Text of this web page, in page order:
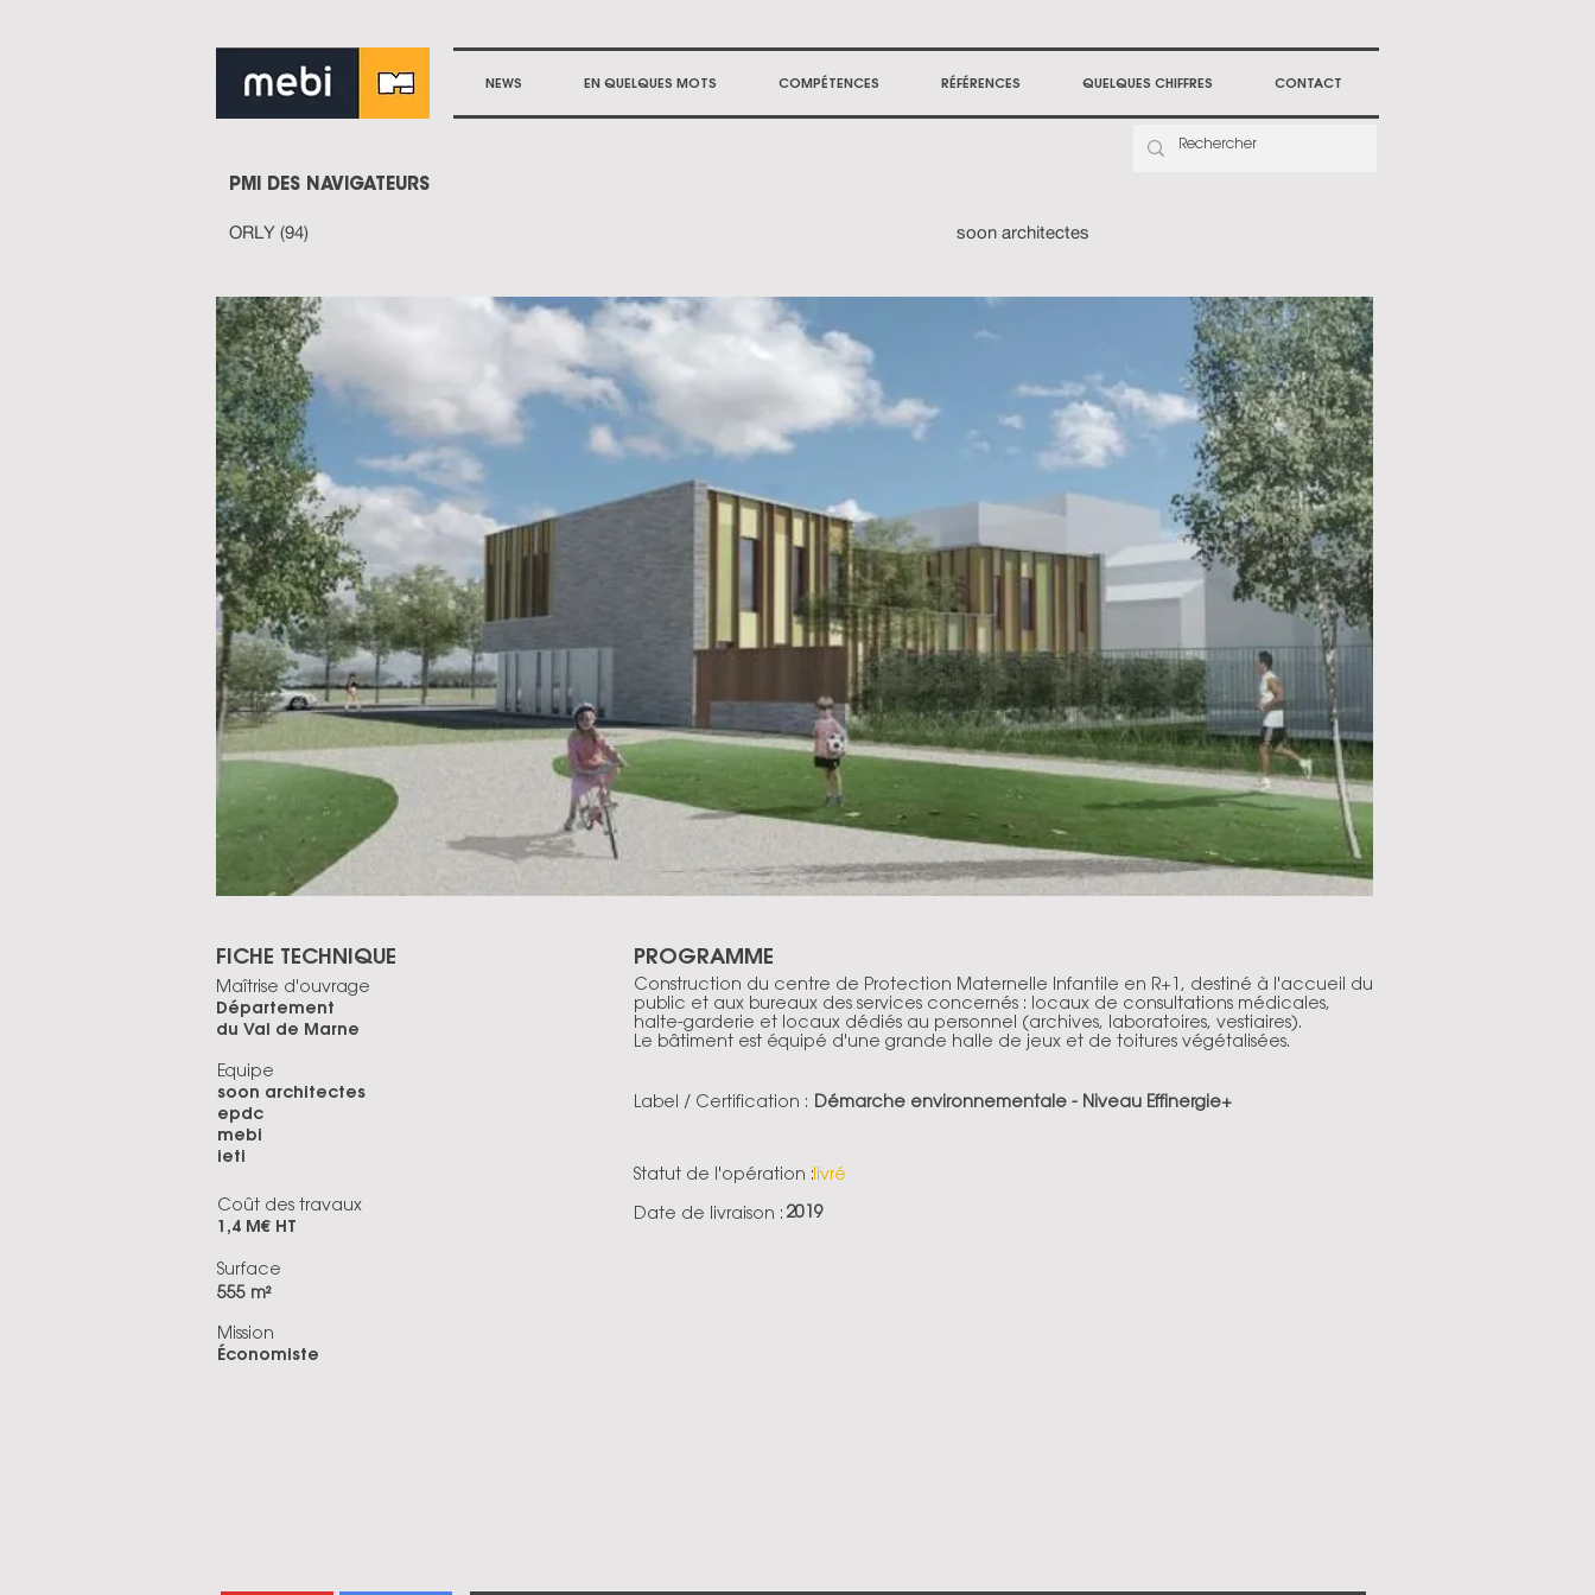
NEWS EN QUELQUES MOTS COMPÉTENCES RÉFÉRENCES QUELQUES CHIFFRES CONTACT
PMI DES NAVIGATEURS
ORLY (94) soon architectes
FICHE TECHNIQUE
Maîtrise d'ouvrage
Département
du Val de Marne
Equipe
soon architectes
epdc
mebi
ieti
Coût des travaux
1,4 M€ HT
Surface
555 m²
Mission
Économiste
PROGRAMME
Construction du centre de Protection Maternelle Infantile en R+1, destiné à l'accueil du
public et aux bureaux des services concernés : locaux de consultations médicales,
halte-garderie et locaux dédiés au personnel (archives, laboratoires, vestiaires).
Le bâtiment est équipé d'une grande halle de jeux et de toitures végétalisées.
Label / Certification : Démarche environnementale - Niveau Effinergie+
livré
Statut de l'opération :
Date de livraison :2019